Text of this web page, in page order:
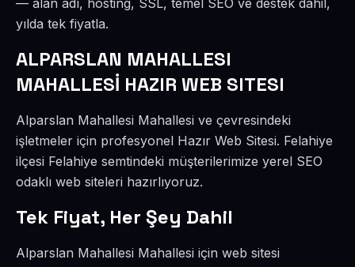
— alan adı, hosting, SSL, temel SEO ve destek dahil,
yılda tek fiyatla.
ALPARSLAN MAHALLESI
MAHALLESİ HAZIR WEB SITESI
Alparslan Mahallesi Mahallesi ve çevresindeki
işletmeler için profesyonel Hazır Web Sitesi. Felahiye
ilçesi Felahiye semtindeki müşterilerimize yerel SEO
odaklı web siteleri hazırlıyoruz.
Tek Fiyat, Her Şey Dahil
Alparslan Mahallesi Mahallesi için web sitesi